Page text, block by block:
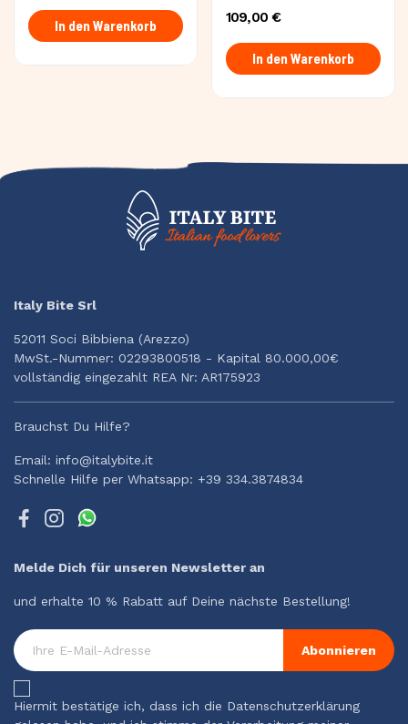
In den Warenkorb 109,00 €
In den Warenkorb
Italy Bite Srl
52011 Soci Bibbiena (Arezzo)
MwSt.-Nummer: 02293800518 - Kapital 80.000,00€
vollständig eingezahlt REA Nr: AR175923
Brauchst Du Hilfe?
Email: info@italybite.it
Schnelle Hilfe per Whatsapp: +39 334.3874834
Melde Dich für unseren Newsletter an
und erhalte 10 % Rabatt auf Deine nächste Bestellung!
Abonnieren
Hiermit bestätige ich, dass ich die Datenschutzerklärung